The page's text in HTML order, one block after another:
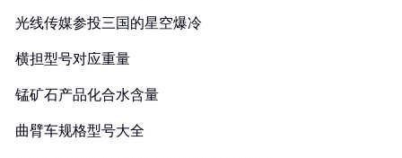
光线传媒参投三国的星空爆冷
横担型号对应重量
锰矿石产品化合水含量
曲臂车规格型号大全